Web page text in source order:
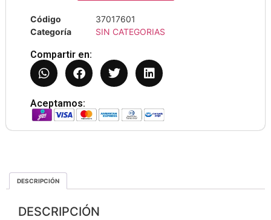
Código
37017601
Categoría
SIN CATEGORIAS
Compartir en:
Aceptamos:
DESCRIPCIÓN
DESCRIPCIÓN